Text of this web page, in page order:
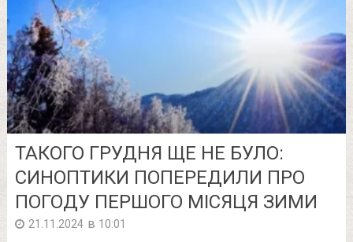
ТАКОГО ГРУДНЯ ЩЕ НЕ БУЛО:
СИНОПТИКИ ПОПЕРЕДИЛИ ПРО
ПОГОДУ ПЕРШОГО МІСЯЦЯ ЗИМИ
21.11.2024 в 10:01